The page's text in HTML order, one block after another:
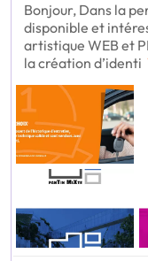
Bonjour, Dans la
disponible et
artistique WEB et
la création d’identi